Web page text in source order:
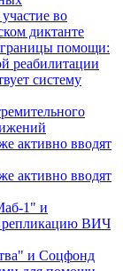
во
диктанте
помощи:
реабилитации
систему
активно вводят
активно вводят
1" и
ВИЧ
и Соцфонд